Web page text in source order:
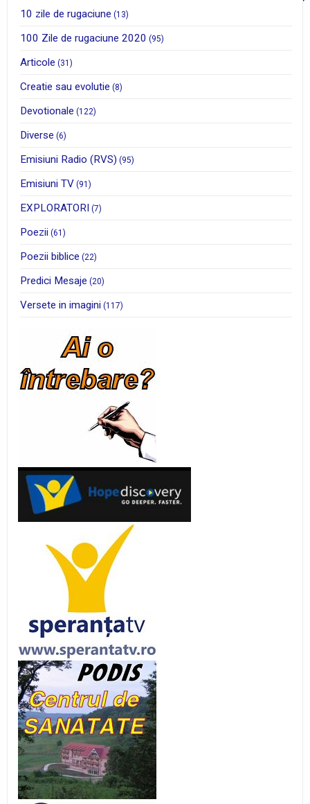
10 zile de rugaciune (13)
100 Zile de rugaciune 2020 (95)
Articole (31)
Creatie sau evolutie (8)
Devotionale (122)
Diverse (6)
Emisiuni Radio (RVS) (95)
Emisiuni TV (91)
EXPLORATORI (7)
Poezii (61)
Poezii biblice (22)
Predici Mesaje (20)
Versete in imagini (117)